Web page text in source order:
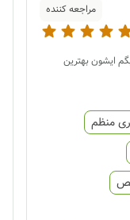
مراجعه کننده
ایشون بهترین
منظم